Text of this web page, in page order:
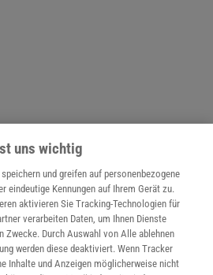
NACH OBEN
Shop und am Kiosk:
uns wichtig
und greifen auf personenbezogene
eindeutige Kennungen auf Ihrem Gerät zu.
aktivieren Sie Tracking-Technologien für
verarbeiten Daten, um Ihnen Dienste
Zwecke. Durch Auswahl von Alle ablehnen
werden diese deaktiviert. Wenn Tracker
Inhalte und Anzeigen möglicherweise nicht